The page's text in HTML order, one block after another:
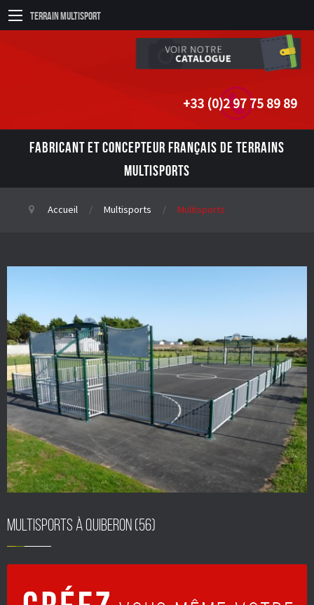
Terrain Multisport
+33 (0)2 97 75 89 89
FABRICANT ET CONCEPTEUR FRANÇAIS DE TERRAINS
MULTISPORTS
Accueil Multisports Multisports
Multisports à Quiberon (56)